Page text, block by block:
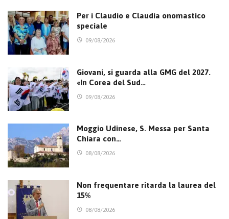
Per i Claudio e Claudia onomastico
speciale
09/08/2026
Giovani, si guarda alla GMG del 2027.
«In Corea del Sud…
09/08/2026
Moggio Udinese, S. Messa per Santa
Chiara con…
08/08/2026
Non frequentare ritarda la laurea del
15%
08/08/2026